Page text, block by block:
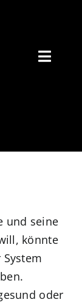
Bichlmeier
– Masterclass
Blog
und seine
könnte
oder